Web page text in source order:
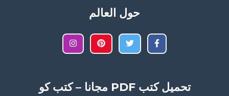
حول العالم
تحميل كتب PDF مجانا – كتب كو